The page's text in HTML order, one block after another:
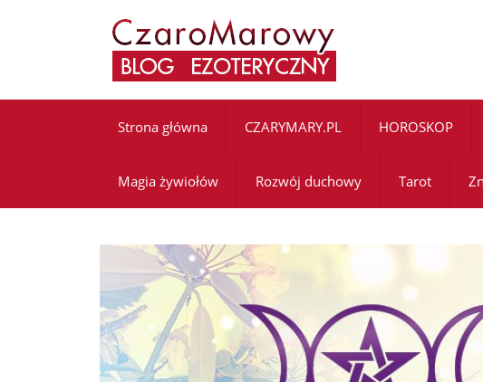
Strona główna CZARYMARY.PL HOROSKOP
Magia żywiołów Rozwój duchowy Tarot